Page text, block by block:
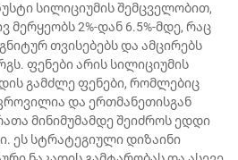
სილიციუმის შემცველობით,
2%-დან 6.5%-მდე, რაც
თვისებებს და ამცირებს
ფენები არის სილიციუმის
გამძლე ფენები, რომლებიც
და ერთმანეთისგან
მინიმუმამდე შეიძროს ედდი
ეს სტრატეგიული დიზაინი